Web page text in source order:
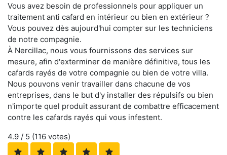
Vous avez besoin de professionnels pour appliquer un
traitement anti cafard en intérieur ou bien en extérieur ?
Vous pouvez dès aujourd'hui compter sur les techniciens
de notre compagnie.
À Nercillac, nous vous fournissons des services sur
mesure, afin d'exterminer de manière définitive, tous les
cafards rayés de votre compagnie ou bien de votre villa.
Nous pouvons venir travailler dans chacune de vos
entreprises, dans le but d'y installer des répulsifs ou bien
n'importe quel produit assurant de combattre efficacement
contre les cafards rayés qui vous infestent.
4.9 / 5 (116 votes)